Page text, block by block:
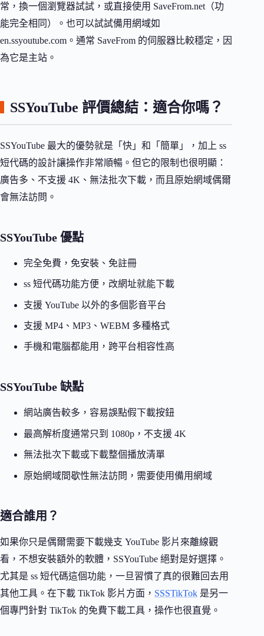
常，換一個瀏覽器試試，或直接使用 SaveFrom.net（功
能完全相同）。也可以試試備用網域如
en.ssyoutube.com。通常 SaveFrom 的伺服器比較穩定，因
為它是主站。
SSYouTube 評價總結：適合你嗎？
SSYouTube 最大的優勢就是「快」和「簡單」，加上 ss
短代碼的設計讓操作非常順暢。但它的限制也很明顯：
廣告多、不支援 4K、無法批次下載，而且原始網域偶爾
會無法訪問。
SSYouTube 優點
完全免費，免安裝、免註冊
ss 短代碼功能方便，改網址就能下載
支援 YouTube 以外的多個影音平台
支援 MP4、MP3、WEBM 多種格式
手機和電腦都能用，跨平台相容性高
SSYouTube 缺點
網站廣告較多，容易誤點假下載按鈕
最高解析度通常只到 1080p，不支援 4K
無法批次下載或下載整個播放清單
原始網域間歇性無法訪問，需要使用備用網域
適合誰用？
如果你只是偶爾需要下載幾支 YouTube 影片來離線觀
看，不想安裝額外的軟體，SSYouTube 絕對是好選擇。
尤其是 ss 短代碼這個功能，一旦習慣了真的很難回去用
其他工具。在下載 TikTok 影片方面， SSSTikTok 是另一
個專門針對 TikTok 的免費下載工具，操作也很直覺。